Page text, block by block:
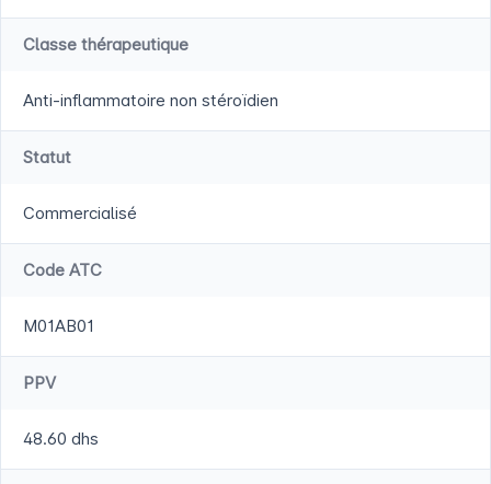
Classe thérapeutique
Anti-inflammatoire non stéroïdien
Statut
Commercialisé
Code ATC
M01AB01
PPV
48.60 dhs